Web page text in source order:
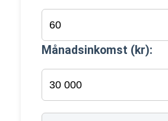
Månadsinkomst (kr):